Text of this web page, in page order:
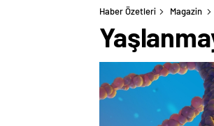
Haber Özetleri Magazin